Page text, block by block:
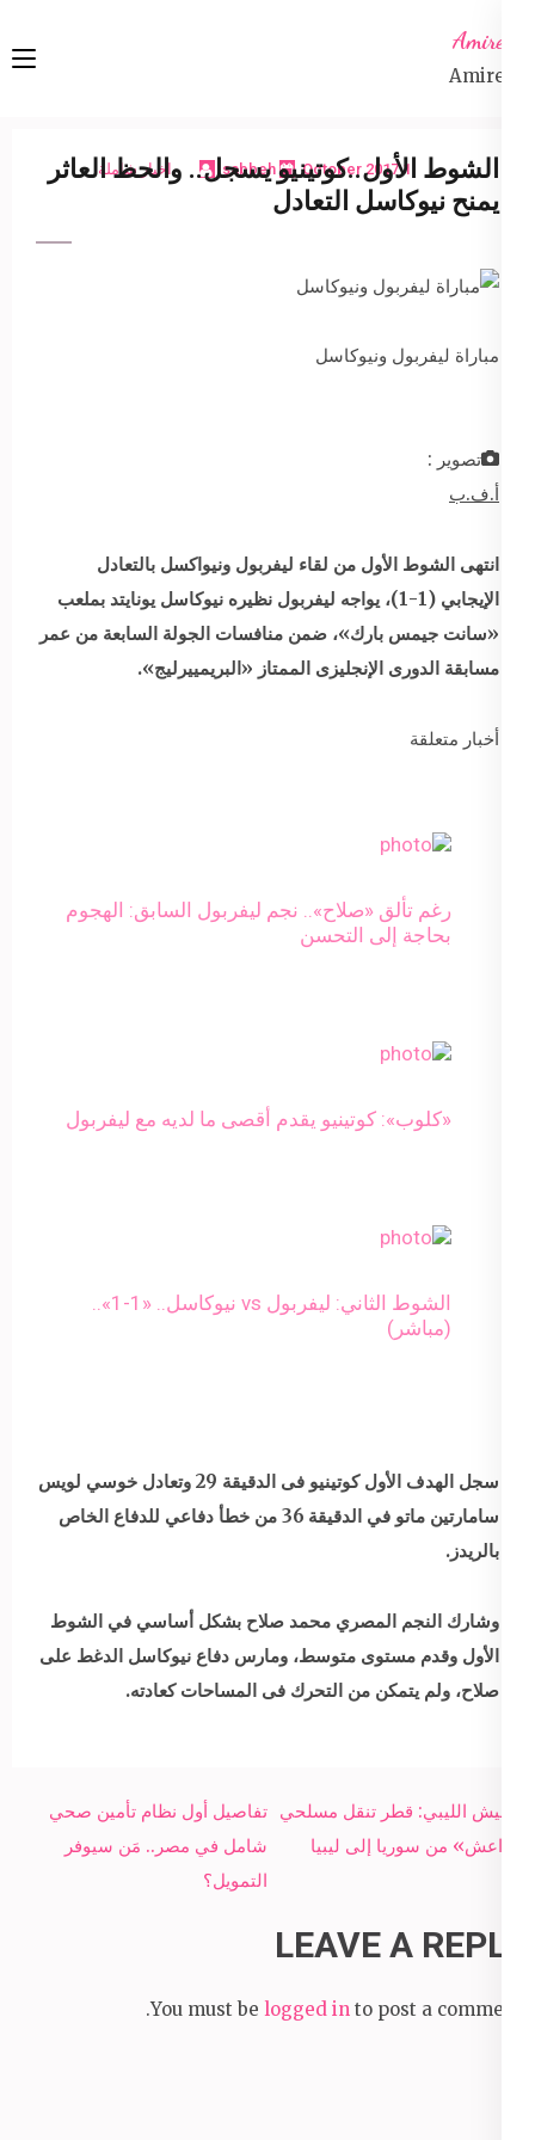
content
Enter)
Amireta
Amireta
1 October 2017
sabbeh اخبار شاملة
الشوط الأول..كوتينيو يسجل.. والحظ العاثر
يمنح نيوكاسل التعادل
مباراة ليفربول ونيوكاسل
تصوير :
أ.ف.ب
انتهى الشوط الأول من لقاء ليفربول ونيواكسل بالتعادل
الإيجابي (1-1)، يواجه ليفربول نظيره نيوكاسل يونايتد بملعب
«سانت جيمس بارك»، ضمن منافسات الجولة السابعة من عمر
مسابقة الدورى الإنجليزى الممتاز «البريمييرليج».
أخبار متعلقة
رغم تألق «صلاح».. نجم ليفربول السابق: الهجوم
بحاجة إلى التحسن
«كلوب»: كوتينيو يقدم أقصى ما لديه مع ليفربول
الشوط الثاني: ليفربول vs نيوكاسل.. «1-1»..
(مباشر)
سجل الهدف الأول كوتينيو فى الدقيقة 29 وتعادل خوسي لويس
سامارتين ماتو في الدقيقة 36 من خطأ دفاعي للدفاع الخاص
بالريدز.
وشارك النجم المصري محمد صلاح بشكل أساسي في الشوط
الأول وقدم مستوى متوسط، ومارس دفاع نيوكاسل الدغط على
صلاح، ولم يتمكن من التحرك فى المساحات كعادته.
Post
navigation
تفاصيل أول نظام تأمين صحي
شامل في مصر.. مَن سيوفر
التمويل؟
الجيش الليبي: قطر تنقل مسلحي
«داعش» من سوريا إلى ليبيا
LEAVE A REPLY
You must be logged in to post a comment.